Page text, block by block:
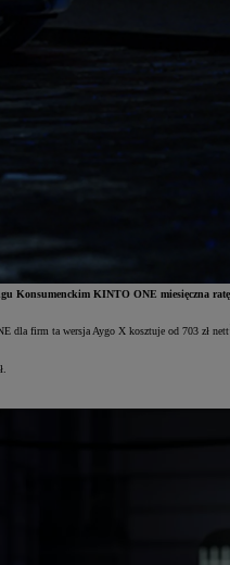
Konsumenckim KINTO ONE miesięczna
dla firm ta wersja Aygo X kosztuje od 703 zł nett